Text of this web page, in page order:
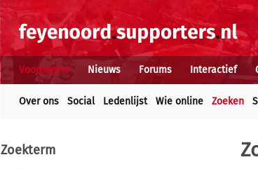
Voorpagina Nieuws Forums Interactief
Over ons Social Ledenlijst Wie online Zoeken
Zoekterm